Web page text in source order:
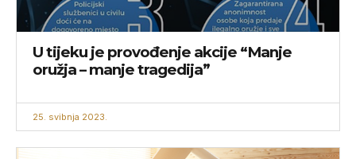
U tijeku je provođenje akcije “Manje
oružja – manje tragedija”
25. svibnja 2023.